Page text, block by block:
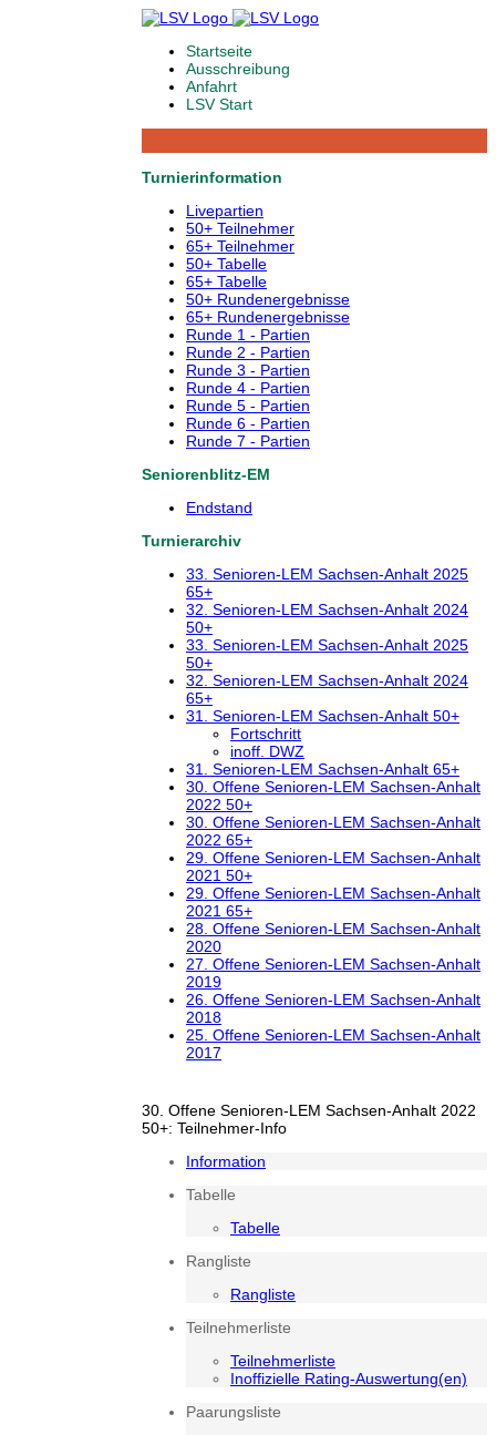
Startseite
Ausschreibung
Anfahrt
LSV Start
Turnierinformation
Livepartien
50+ Teilnehmer
65+ Teilnehmer
50+ Tabelle
65+ Tabelle
50+ Rundenergebnisse
65+ Rundenergebnisse
Runde 1 - Partien
Runde 2 - Partien
Runde 3 - Partien
Runde 4 - Partien
Runde 5 - Partien
Runde 6 - Partien
Runde 7 - Partien
Seniorenblitz-EM
Endstand
Turnierarchiv
33. Senioren-LEM Sachsen-Anhalt 2025
65+
32. Senioren-LEM Sachsen-Anhalt 2024
50+
33. Senioren-LEM Sachsen-Anhalt 2025
50+
32. Senioren-LEM Sachsen-Anhalt 2024
65+
31. Senioren-LEM Sachsen-Anhalt 50+
Fortschritt
inoff. DWZ
31. Senioren-LEM Sachsen-Anhalt 65+
30. Offene Senioren-LEM Sachsen-Anhalt
2022 50+
30. Offene Senioren-LEM Sachsen-Anhalt
2022 65+
29. Offene Senioren-LEM Sachsen-Anhalt
2021 50+
29. Offene Senioren-LEM Sachsen-Anhalt
2021 65+
28. Offene Senioren-LEM Sachsen-Anhalt
2020
27. Offene Senioren-LEM Sachsen-Anhalt
2019
26. Offene Senioren-LEM Sachsen-Anhalt
2018
25. Offene Senioren-LEM Sachsen-Anhalt
2017
30. Offene Senioren-LEM Sachsen-Anhalt 2022
50+: Teilnehmer-Info
Information
Tabelle
Tabelle
Rangliste
Rangliste
Teilnehmerliste
Teilnehmerliste
Inoffizielle Rating-Auswertung(en)
Paarungsliste